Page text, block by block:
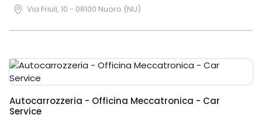
Via Friuli, 10 - 08100 Nuoro (NU)
Autocarrozzeria - Officina Meccatronica - Car
Service